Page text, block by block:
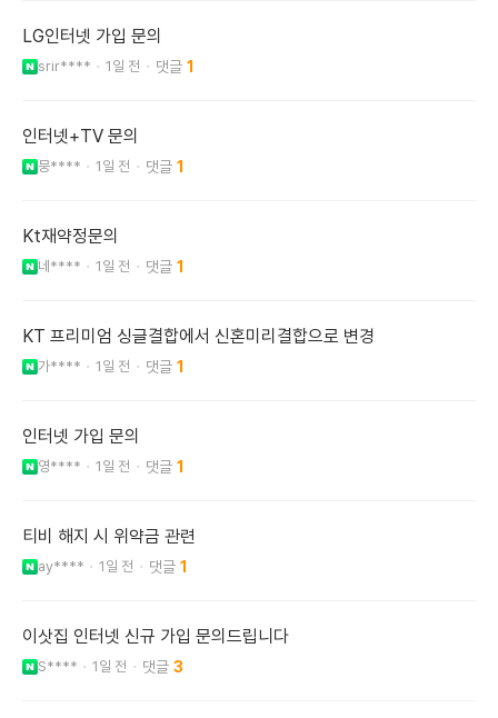
LG인터넷 가입 문의
srir**** 1일 전 1
인터넷+TV 문의
뭉**** 1일 전 1
Kt재약정문의
네**** 1일 전 1
KT 프리미엄 싱글결합에서 신혼미리결합으로 변경
가**** 1일 전 1
인터넷 가입 문의
영**** 1일 전 1
티비 해지 시 위약금 관련
ay**** 1일 전 1
이삿집 인터넷 신규 가입 문의드립니다
S**** 1일 전 3